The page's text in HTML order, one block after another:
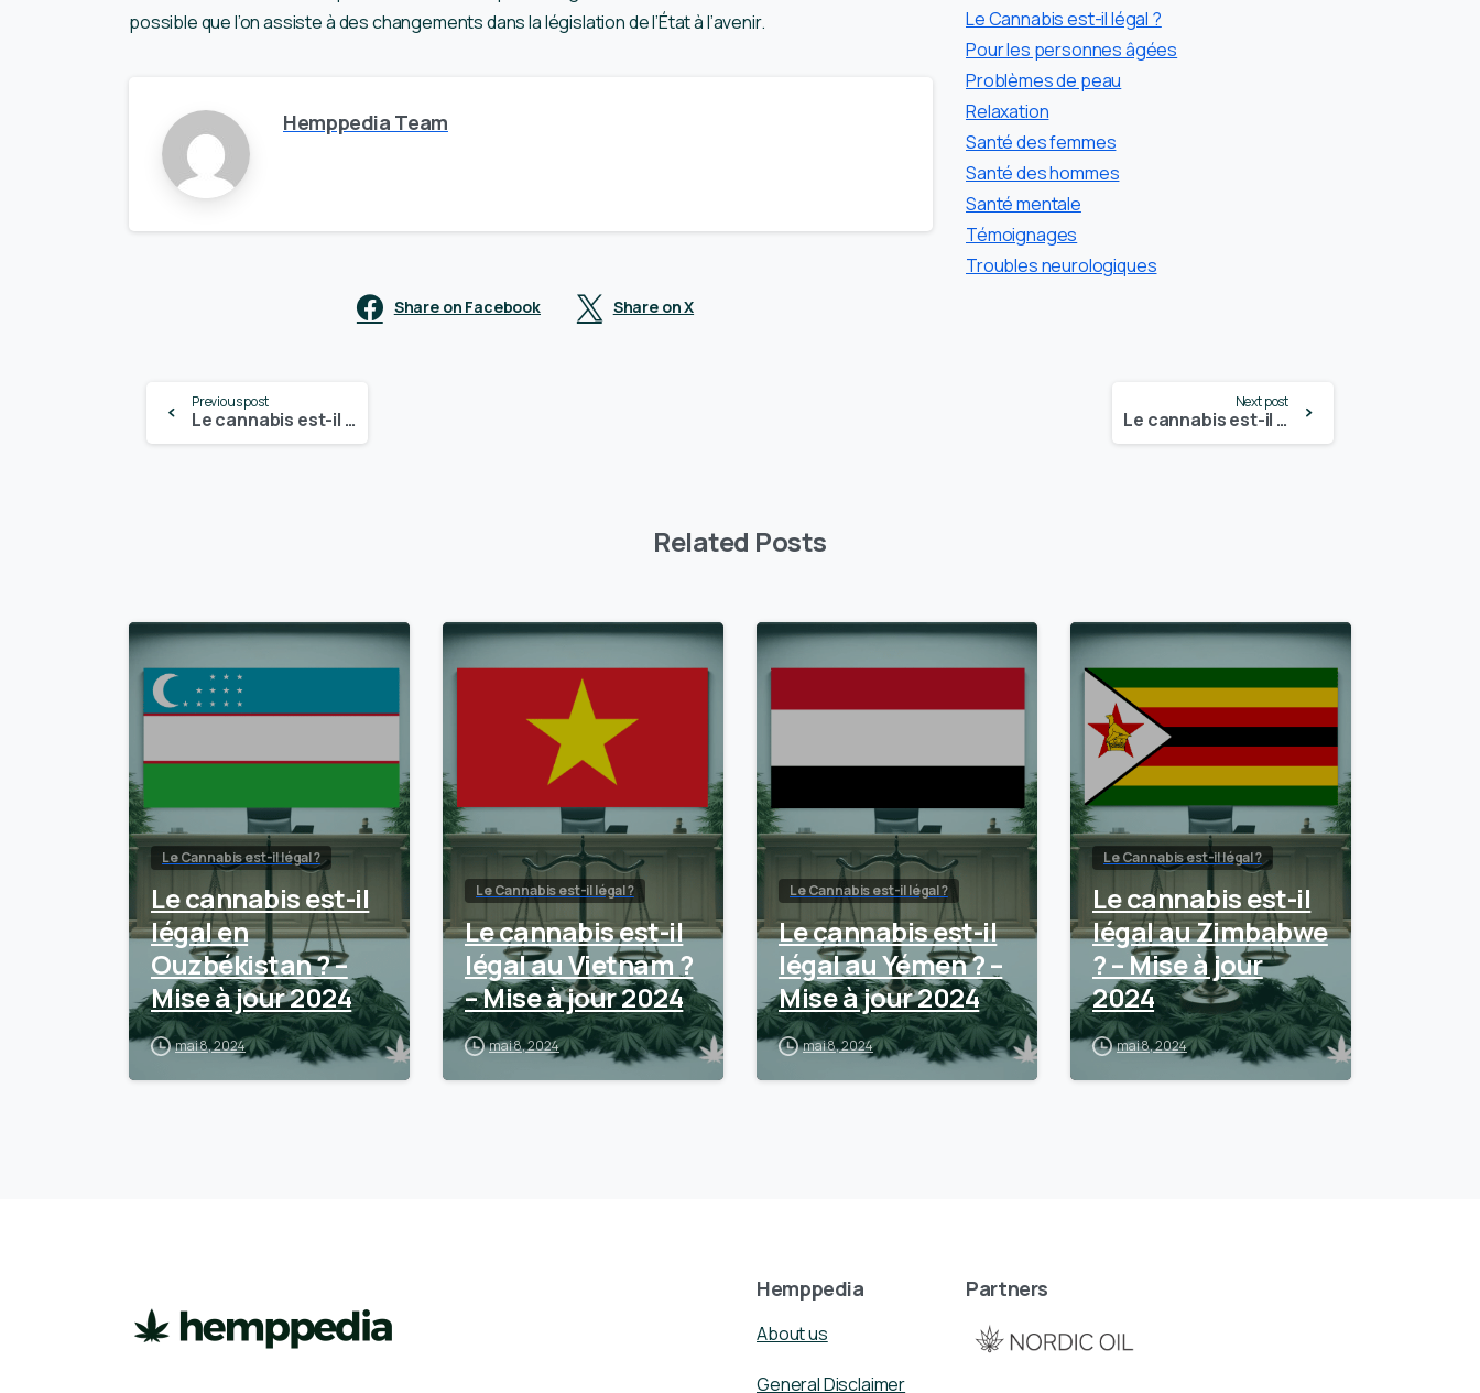
possible que l’on assiste à des changements dans la législation de l’État à l’avenir.
Hemppedia Team
Share on Facebook Share on X
Le Cannabis est-il légal ?
Pour les personnes âgées
Problèmes de peau
Relaxation
Santé des femmes
Santé des hommes
Santé mentale
Témoignages
Troubles neurologiques
Continue
Reading
Previous post
Le cannabis est-il légal au Nevada ? – Mise à jour 2024
Next post
Le cannabis est-il légal dans le New Jersey ? – Mise à jour 2024
Related Posts
Le Cannabis est-il légal ?
Le cannabis est-il
légal en
Ouzbékistan ? –
Mise à jour 2024
mai 8, 2024
Le Cannabis est-il légal ?
Le cannabis est-il
légal au Vietnam ?
– Mise à jour 2024
mai 8, 2024
Le Cannabis est-il légal ?
Le cannabis est-il
légal au Yémen ? –
Mise à jour 2024
mai 8, 2024
Le Cannabis est-il légal ?
Le cannabis est-il
légal au Zimbabwe
? – Mise à jour
2024
mai 8, 2024
Hemppedia
About us
General Disclaimer
Partners